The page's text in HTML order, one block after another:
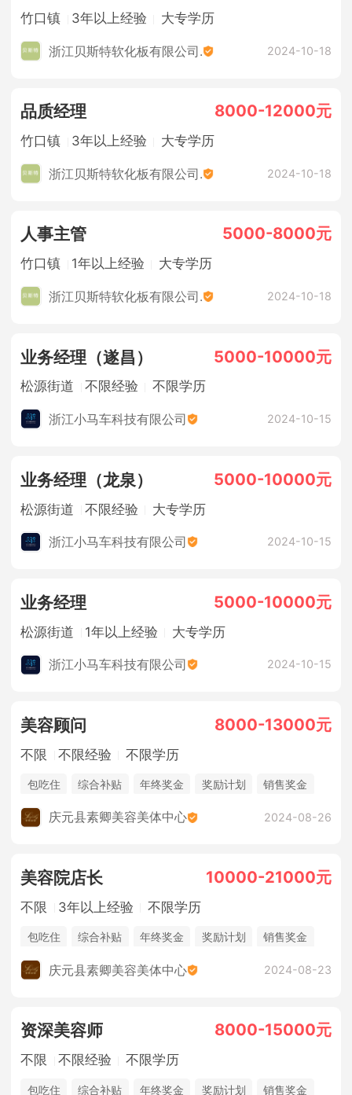
竹口镇 3年以上经验 大专学历
浙江贝斯特软化板有限公司. 2024-10-18
品质经理 8000-12000元
竹口镇 3年以上经验 大专学历
浙江贝斯特软化板有限公司. 2024-10-18
人事主管 5000-8000元
竹口镇 1年以上经验 大专学历
浙江贝斯特软化板有限公司. 2024-10-18
业务经理（遂昌） 5000-10000元
松源街道 不限经验 不限学历
浙江小马车科技有限公司 2024-10-15
业务经理（龙泉） 5000-10000元
松源街道 不限经验 大专学历
浙江小马车科技有限公司 2024-10-15
业务经理 5000-10000元
松源街道 1年以上经验 大专学历
浙江小马车科技有限公司 2024-10-15
美容顾问 8000-13000元
不限 不限经验 不限学历
包吃住 综合补贴 年终奖金 奖励计划
销售奖金
休假制度
庆元县素卿美容美体中心 2024-08-26
美容院店长 10000-21000元
不限 3年以上经验 不限学历
包吃住 综合补贴 年终奖金 奖励计划
销售奖金
休假制度
庆元县素卿美容美体中心 2024-08-23
资深美容师 8000-15000元
不限 不限经验 不限学历
包吃住 综合补贴 年终奖金 奖励计划 销售奖金